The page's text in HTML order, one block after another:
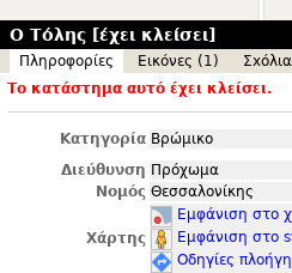
Ο Τόλης [έχει κλείσει]
Πληροφορίες Εικόνες (1)
Το κατάστημα αυτό έχει κλείσει.
Κατηγορία Βρώμικο
Διεύθυνση Πρόχωμα
Νομός Θεσσαλονίκης
Χάρτης
Εμφάνιση στο
Εμφάνιση στο
Οδηγίες